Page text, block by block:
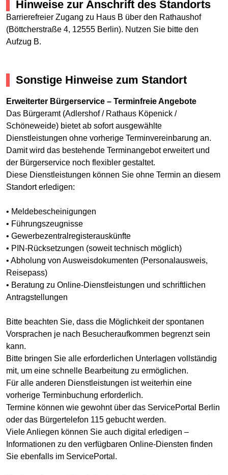
Hinweise zur Anschrift des Standorts
Barrierefreier Zugang zu Haus B über den Rathaushof
(Böttcherstraße 4, 12555 Berlin). Nutzen Sie bitte den
Aufzug B.
Sonstige Hinweise zum Standort
Erweiterter Bürgerservice – Terminfreie Angebote
Das Bürgeramt (Adlershof / Rathaus Köpenick /
Schöneweide) bietet ab sofort ausgewählte
Dienstleistungen ohne vorherige Terminvereinbarung an.
Damit wird das bestehende Terminangebot erweitert und
der Bürgerservice noch flexibler gestaltet.
Diese Dienstleistungen können Sie ohne Termin an diesem
Standort erledigen:
• Meldebescheinigungen
• Führungszeugnisse
• Gewerbezentralregisterauskünfte
• PIN-Rücksetzungen (soweit technisch möglich)
• Abholung von Ausweisdokumenten (Personalausweis,
Reisepass)
• Beratung zu Online-Dienstleistungen und schriftlichen
Antragstellungen
Bitte beachten Sie, dass die Möglichkeit der spontanen
Vorsprachen je nach Besucheraufkommen begrenzt sein
kann.
Bitte bringen Sie alle erforderlichen Unterlagen vollständig
mit, um eine schnelle Bearbeitung zu ermöglichen.
Für alle anderen Dienstleistungen ist weiterhin eine
vorherige Terminbuchung erforderlich.
Termine können wie gewohnt über das ServicePortal Berlin
oder das Bürgertelefon 115 gebucht werden.
Viele Anliegen können Sie auch digital erledigen –
Informationen zu den verfügbaren Online-Diensten finden
Sie ebenfalls im ServicePortal.